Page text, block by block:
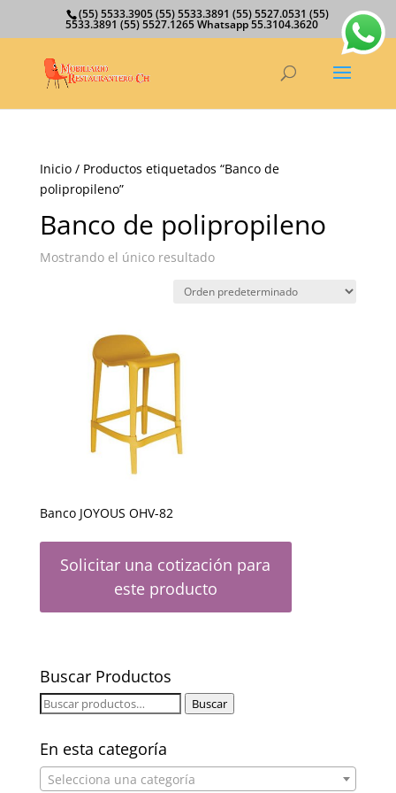
(55) 5533.3905 (55) 5533.3891 (55) 5527.0531 (55)
5533.3891 (55) 5527.1265 Whatsapp 55.3104.3620
Inicio/ Productos etiquetados “Banco de
polipropileno”
Banco de polipropileno
Mostrando el único resultado
Banco JOYOUS OHV-82
Solicitar una cotización para
este producto
Buscar Productos
Buscar
Buscar
En esta categoría
Selecciona una categoría